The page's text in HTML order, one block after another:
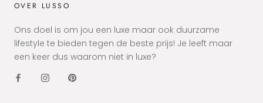
OVER LUSSO
Ons doel is om jou een luxe maar ook duurzame
lifestyle te bieden tegen de beste prijs! Je leeft maar
een keer dus waarom niet in luxe?